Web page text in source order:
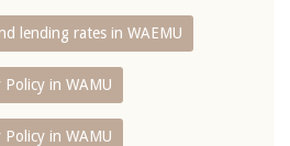
lending rates in WAEMU
in WAMU
in WAMU